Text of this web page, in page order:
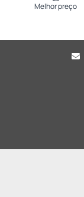
Melhor preço